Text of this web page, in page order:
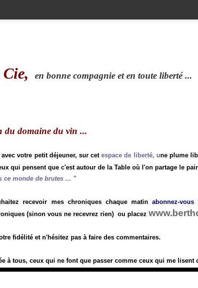
en bonne compagnie et en toute liberté ...
du domaine du vin ...
avec votre petit déjeuner, sur cetespace de liberté, une plume
qui pensent que c'est autour de la Table où l'on partage le
ce monde de brutes ... "
recevoir mes chroniques chaque matinabonnez-
(sinon vous ne recevrez rien) ou placez
fidélité et n'hésitez pas à faire des commentaires.
à tous, ceux qui ne font que passer comme ceux qui me